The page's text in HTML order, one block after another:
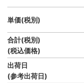
単価(税別)
合計(税別)
(税込価格)
出荷日
(参考出荷日)